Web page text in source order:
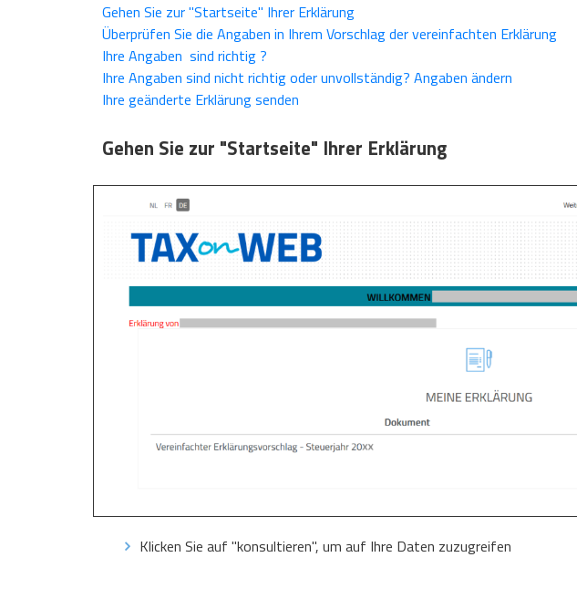
Gehen Sie zur "Startseite" Ihrer Erklärung
Überprüfen Sie die Angaben in Ihrem Vorschlag der vereinfachten Erklärung
Ihre Angaben sind richtig ?
Ihre Angaben sind nicht richtig oder unvollständig? Angaben ändern
Ihre geänderte Erklärung senden
Gehen Sie zur "Startseite" Ihrer Erklärung
Klicken Sie auf "konsultieren", um auf Ihre Daten zuzugreifen